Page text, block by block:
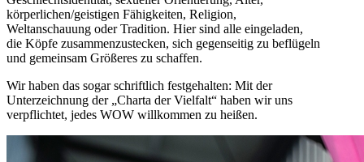
körperlichen/geistigen Fähigkeiten, Religion,
Weltanschauung oder Tradition. Hier sind alle eingeladen,
die Köpfe zusammenzustecken, sich gegenseitig zu beflügeln
und gemeinsam Größeres zu schaffen.
Wir haben das sogar schriftlich festgehalten: Mit der
Unterzeichnung der „Charta der Vielfalt“ haben wir uns
verpflichtet, jedes WOW willkommen zu heißen.